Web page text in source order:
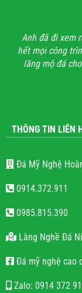
Anh đã đi xem
hết mọi công
lăng mộ đá
THÔNG TIN LIÊN
Đá Mỹ Nghệ
0914.372.911
0985.815.390
Làng Nghề Đá
Đá mỹ nghệ cao
Zalo: 0914 372